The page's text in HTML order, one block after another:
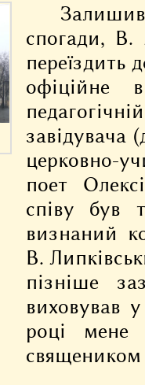
спогади,
переїздить
офіційне
завідувача
церковно-
поет
співу був
визнаний
В.
пізніше
виховував
році мене